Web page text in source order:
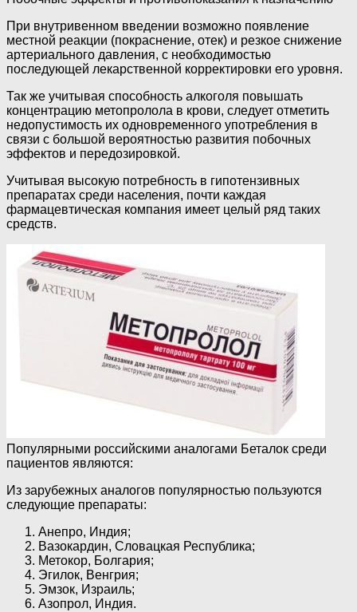
При внутривенном введении возможно появление
местной реакции (покраснение, отек) и резкое снижение
артериального давления, с необходимостью
последующей лекарственной корректировки его уровня.
Так же учитывая способность алкоголя повышать
концентрацию метопролола в крови, следует отметить
недопустимость их одновременного употребления в
связи с большой вероятностью развития побочных
эффектов и передозировкой.
Учитывая высокую потребность в гипотензивных
препаратах среди населения, почти каждая
фармацевтическая компания имеет целый ряд таких
средств.
Популярными российскими аналогами Беталок среди
пациентов являются:
Из зарубежных аналогов популярностью пользуются
следующие препараты:
Анепро, Индия;
Вазокардин, Словацкая Республика;
Метокор, Болгария;
Эгилок, Венгрия;
Эмзок, Израиль;
Азопрол, Индия.